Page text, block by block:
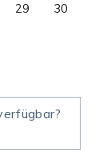
29 30